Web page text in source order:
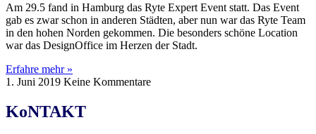
Am 29.5 fand in Hamburg das Ryte Expert Event statt. Das Event
gab es zwar schon in anderen Städten, aber nun war das Ryte Team
in den hohen Norden gekommen. Die besonders schöne Location
war das DesignOffice im Herzen der Stadt.
Erfahre mehr »
1. Juni 2019 Keine Kommentare
KoNTAKT